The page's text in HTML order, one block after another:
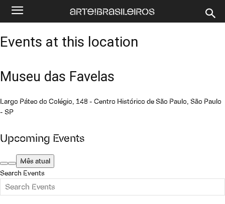
Events at this location
Museu das Favelas
Largo Páteo do Colégio, 148 - Centro Histórico de São Paulo, São Paulo
- SP
Upcoming Events
Mês atual
Search Events